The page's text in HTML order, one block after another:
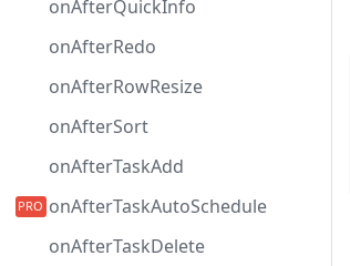
onAfterQuickInfo
onAfterRedo
onAfterRowResize
onAfterSort
onAfterTaskAdd
onAfterTaskAutoSchedule
onAfterTaskDelete